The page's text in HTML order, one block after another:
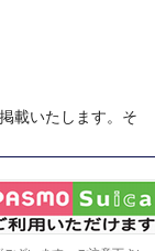
載いたします。そ